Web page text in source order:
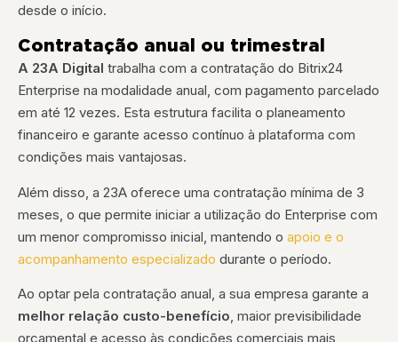
desde o início.
Contratação anual ou trimestral
A 23A Digital trabalha com a contratação do Bitrix24
Enterprise na modalidade anual, com pagamento parcelado
em até 12 vezes. Esta estrutura facilita o planeamento
financeiro e garante acesso contínuo à plataforma com
condições mais vantajosas.
Além disso, a 23A oferece uma contratação mínima de 3
meses, o que permite iniciar a utilização do Enterprise com
um menor compromisso inicial, mantendo o apoio e o
acompanhamento especializado durante o período.
Ao optar pela contratação anual, a sua empresa garante a
melhor relação custo-benefício, maior previsibilidade
orçamental e acesso às condições comerciais mais